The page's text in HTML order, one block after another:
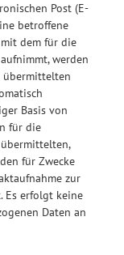
Post (E-
betroffene
dem für die
werden
übermittelten
Basis von
für die
für Zwecke
zur
Es erfolgt keine
Daten an